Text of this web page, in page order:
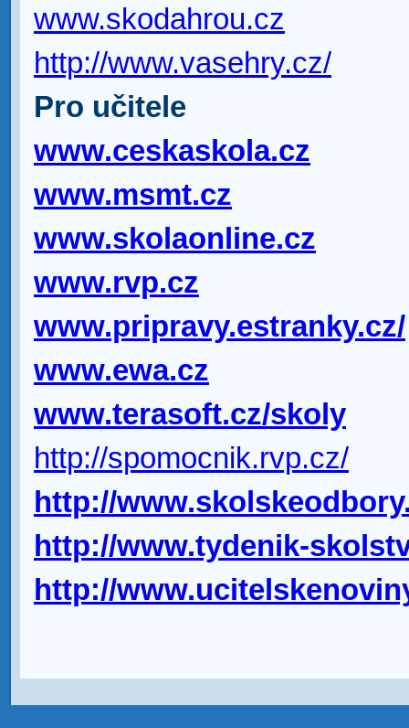
www.skodahrou.cz
http://www.vasehry.cz/
Pro učitele
www.ceskaskola.cz
www.msmt.cz
www.skolaonline.cz
www.rvp.cz
www.pripravy.estranky.cz/
www.ewa.cz
www.terasoft.cz/skoly
http://spomocnik.rvp.cz/
http://
http://www.tydenik-
http://